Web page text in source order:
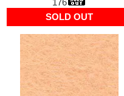
176
SOLD OUT